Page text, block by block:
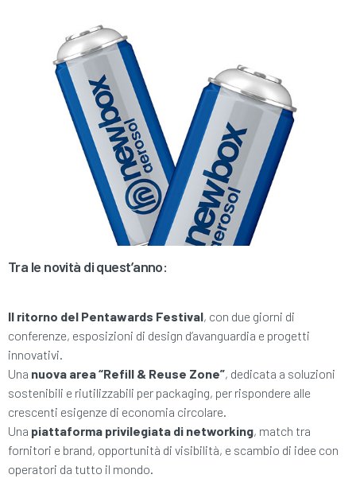
Tra le novità di quest’anno:
Il ritorno del Pentawards Festival, con due giorni di
conferenze, esposizioni di design d’avanguardia e progetti
innovativi.
Una nuova area “Refill & Reuse Zone”, dedicata a soluzioni
sostenibili e riutilizzabili per packaging, per rispondere alle
crescenti esigenze di economia circolare.
Una piattaforma privilegiata di networking, match tra
fornitori e brand, opportunità di visibilità, e scambio di idee con
operatori da tutto il mondo.